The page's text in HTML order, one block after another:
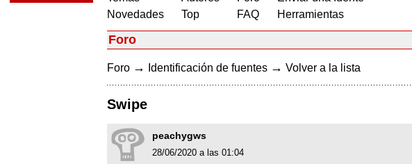
Novedades
Top
FAQ
Herramientas
Foro
Foro → Identificación de fuentes → Volver a la lista
Swipe
peachygws
28/06/2020 a las 01:04